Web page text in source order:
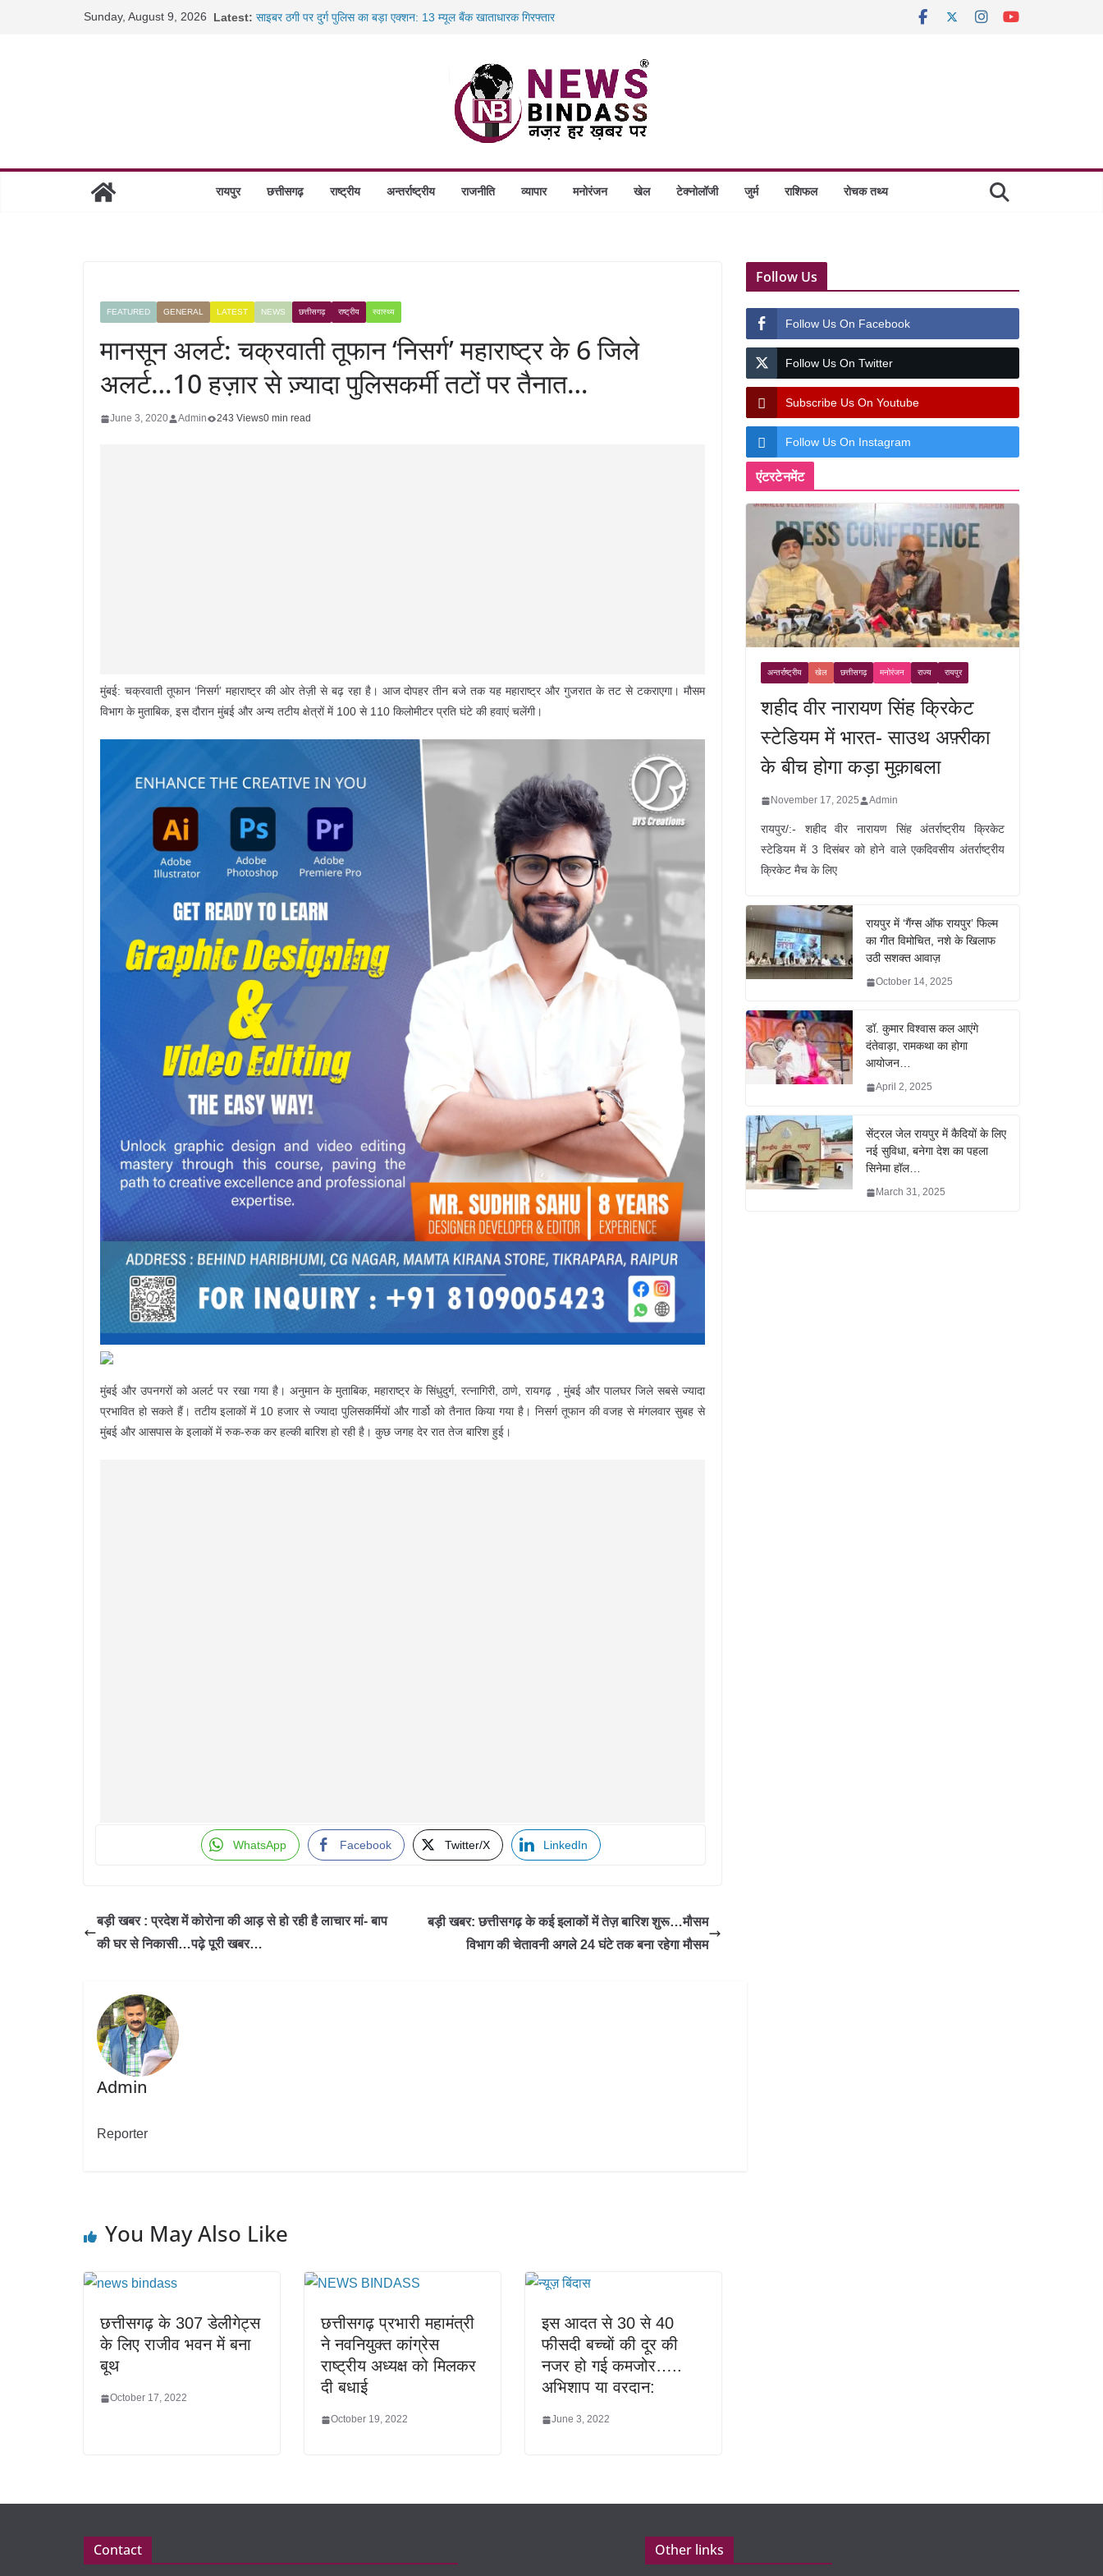
Sunday, August 9, 2026 Latest: साइबर ठगी पर दुर्ग पुलिस का बड़ा एक्शन: 13 म्यूल बैंक खाताधारक गिरफ्तार
रायपुर में कल्याण ज्वेलर्स में डकैती की साजिश नाकाम, दिल्ली-बिहार
छत्तीसगढ़ में 1460 गोधाम होंगे स्थापित, हर विकासखंड के 10 उत्कृष्ट गोठानों
रायपुर छत्तीसगढ़ राष्ट्रीय अन्तर्राष्ट्रीय राजनीति व्यापार मनोरंजन खेल टेक्नोलॉजी जुर्म राशिफल रोचक तथ्य
FEATURED GENERAL LATEST NEWS छत्तीसगढ़ राष्ट्रीय स्वास्थ्य
मानसून अलर्ट: चक्रवाती तूफान ‘निसर्ग’ महाराष्ट्र के 6 जिले
अलर्ट…10 हज़ार से ज़्यादा पुलिसकर्मी तटों पर तैनात…
June 3, 2020 Admin 243 Views0 min read
मुंबई: चक्रवाती तूफान ‘निसर्ग’ महाराष्ट्र की ओर तेज़ी से बढ़ रहा है। आज दोपहर तीन बजे तक यह महाराष्ट्र और गुजरात के तट से टकराएगा। मौसम
विभाग के मुताबिक, इस दौरान मुंबई और अन्य तटीय क्षेत्रों में 100 से 110 किलोमीटर प्रति घंटे की हवाएं चलेंगी।
मुंबई और उपनगरों को अलर्ट पर रखा गया है। अनुमान के मुताबिक, महाराष्ट्र के सिंधुदुर्ग, रत्नागिरी, ठाणे, रायगढ़ , मुंबई और पालघर जिले सबसे ज्यादा
प्रभावित हो सकते हैं। तटीय इलाकों में 10 हजार से ज्यादा पुलिसकर्मियों और गार्डो को तैनात किया गया है। निसर्ग तूफान की वजह से मंगलवार सुबह से
मुंबई और आसपास के इलाकों में रुक-रुक कर हल्की बारिश हो रही है। कुछ जगह देर रात तेज बारिश हुई।
WhatsApp Facebook Twitter/X LinkedIn
बड़ी खबर : प्रदेश में कोरोना की आड़ से हो रही है लाचार मां- बाप
की घर से निकासी…पढ़े पूरी खबर…
बड़ी खबर: छत्तीसगढ़ के कई इलाकों में तेज़ बारिश शुरू…मौसम
विभाग की चेतावनी अगले 24 घंटे तक बना रहेगा मौसम
Admin
Reporter
You May Also Like
छत्तीसगढ़ के 307 डेलीगेट्स
के लिए राजीव भवन में बना
बूथ
October 17, 2022
छत्तीसगढ़ प्रभारी महामंत्री
ने नवनियुक्त कांग्रेस
राष्ट्रीय अध्यक्ष को मिलकर
दी बधाई
October 19, 2022
इस आदत से 30 से 40
फीसदी बच्चाें की दूर की
नजर हो गई कमजोर…..
अभिशाप या वरदान:
June 3, 2022
Follow Us
Follow Us On Facebook
Follow Us On Twitter
Subscribe Us On Youtube
Follow Us On Instagram
एंटरटेनमेंट
अन्तर्राष्ट्रीय खेल छत्तीसगढ़ मनोरंजन राज्य रायपुर
शहीद वीर नारायण सिंह क्रिकेट
स्टेडियम में भारत- साउथ अफ़्रीका
के बीच होगा कड़ा मुक़ाबला
November 17, 2025 Admin
रायपुर/:- शहीद वीर नारायण सिंह अंतर्राष्ट्रीय क्रिकेट
स्टेडियम में 3 दिसंबर को होने वाले एकदिवसीय अंतर्राष्ट्रीय
क्रिकेट मैच के लिए
रायपुर में ‘गैंग्स ऑफ रायपुर’ फिल्म
का गीत विमोचित, नशे के खिलाफ
उठी सशक्त आवाज़
October 14, 2025
डॉ. कुमार विश्वास कल आएंगे
दंतेवाड़ा, रामकथा का होगा
आयोजन…
April 2, 2025
सेंट्रल जेल रायपुर में कैदियों के लिए
नई सुविधा, बनेगा देश का पहला
सिनेमा हॉल…
March 31, 2025
Contact Other links